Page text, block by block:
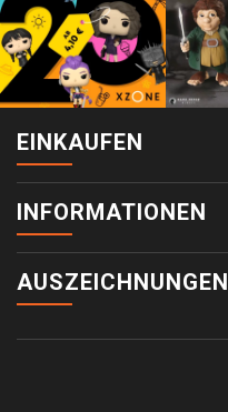
EINKAUFEN
INFORMATIONEN
AUSZEICHNUNGEN